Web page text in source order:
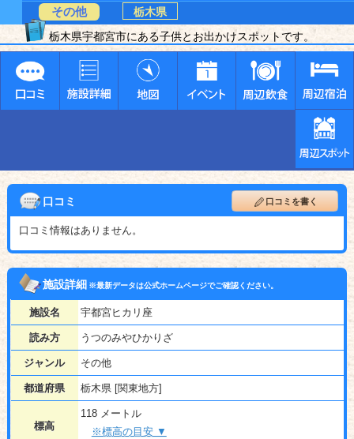
その他
栃木県
栃木県宇都宮市にある子供とお出かけスポットです。
口コミ 口コミを書く
口コミ情報はありません。
施設詳細※最新データは公式ホームページでご確認ください。
施設名 宇都宮ヒカリ座
読み方 うつのみやひかりざ
ジャンル その他
都道府県 栃木県 [関東地方]
標高
118 メートル
※標高の目安 ▼